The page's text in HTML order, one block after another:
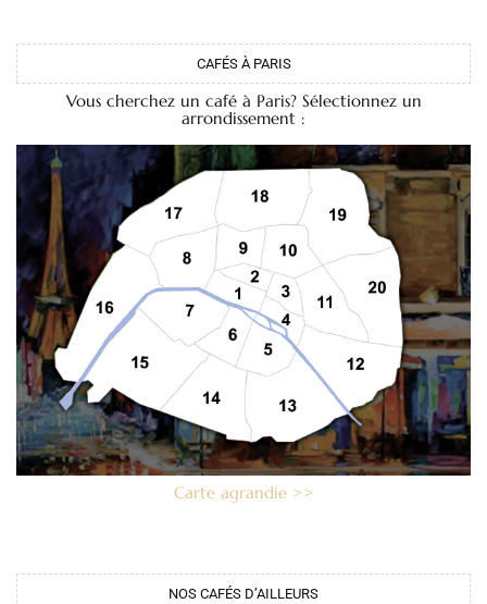
CAFÉS À PARIS
Vous cherchez un café à Paris? Sélectionnez un
arrondissement :
Carte agrandie >>
NOS CAFÉS D’AILLEURS